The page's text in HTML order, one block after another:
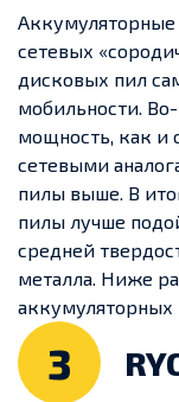
Аккумуляторные
сетевых
дисковых пил
мобильности.
мощность, как и
сетевыми
пилы выше. В
пилы лучше
средней
металла. Ниже
аккумуляторных
3